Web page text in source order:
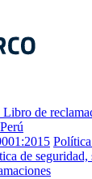
de
de